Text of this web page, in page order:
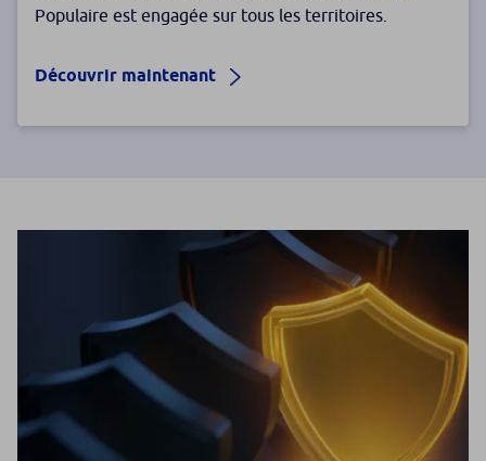
Populaire est engagée sur tous les territoires.
Découvrir maintenant